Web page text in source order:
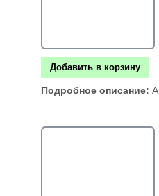
Добавить в корзину
Подробное описание: